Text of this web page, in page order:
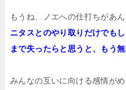
もうね、ノエへの仕打ちがあ
ニタスとのやり取りだけでも
まで失ったらと思うと、もう
みんなの互いに向ける感情が